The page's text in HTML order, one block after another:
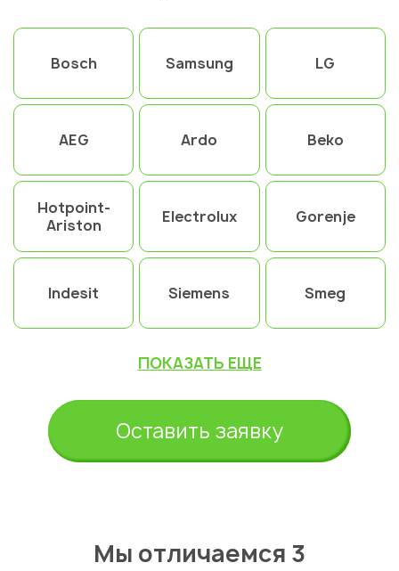
Bosch Samsung LG
AEG Ardo Beko
Hotpoint-
Ariston
Electrolux Gorenje
Indesit Siemens Smeg
ПОКАЗАТЬ ЕЩЕ
Оставить заявку
Мы отличаемся 3